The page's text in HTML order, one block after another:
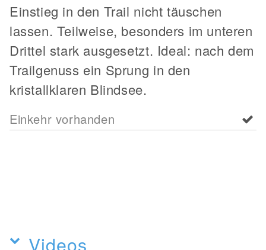
Einstieg in den Trail nicht täuschen
lassen. Teilweise, besonders im unteren
Drittel stark ausgesetzt. Ideal: nach dem
Trailgenuss ein Sprung in den
kristallklaren Blindsee.
Einkehr vorhanden
Videos